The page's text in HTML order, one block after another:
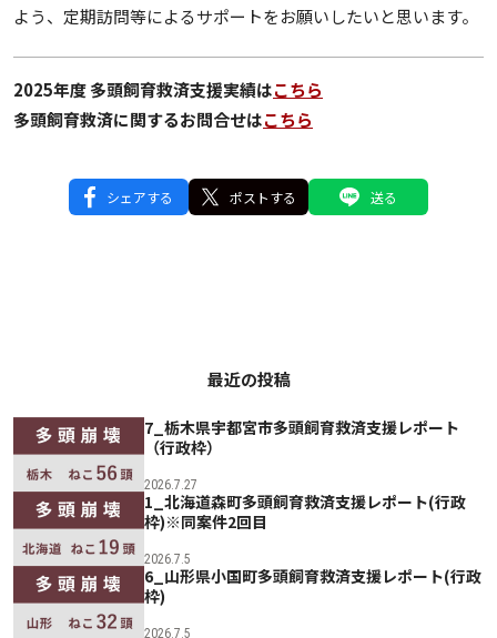
よう、定期訪問等によるサポートをお願いしたいと思います。
2025年度 多頭飼育救済支援実績はこちら
多頭飼育救済に関するお問合せはこちら
シェアする ポストする 送る
最近の投稿
7_栃木県宇都宮市多頭飼育救済支援レポート
（行政枠）
2026.7.27
1_北海道森町多頭飼育救済支援レポート(行政
枠)※同案件2回目
2026.7.5
6_山形県小国町多頭飼育救済支援レポート(行政
枠)
2026.7.5